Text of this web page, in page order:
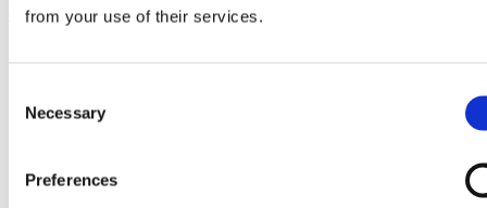
from your use of their services.
Selection
Necessary
Preferences
Ga naar het einde van de afbeeldingen-gallerij